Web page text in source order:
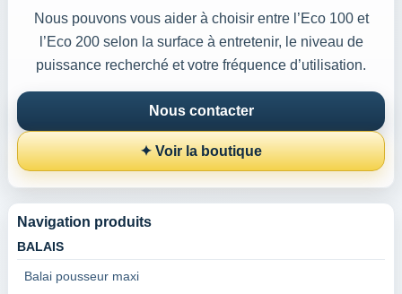
Nous pouvons vous aider à choisir entre l’Eco 100 et
l’Eco 200 selon la surface à entretenir, le niveau de
puissance recherché et votre fréquence d’utilisation.
Nous contacter
✦ Voir la boutique
Navigation produits
BALAIS
Balai pousseur maxi